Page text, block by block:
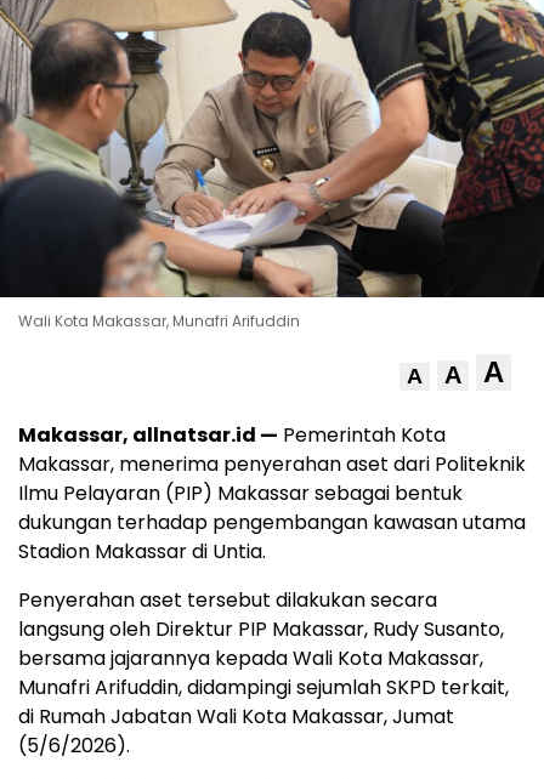
Wali Kota Makassar, Munafri Arifuddin
A A A
Makassar, allnatsar.id — Pemerintah Kota
Makassar, menerima penyerahan aset dari Politeknik
Ilmu Pelayaran (PIP) Makassar sebagai bentuk
dukungan terhadap pengembangan kawasan utama
Stadion Makassar di Untia.
Penyerahan aset tersebut dilakukan secara
langsung oleh Direktur PIP Makassar, Rudy Susanto,
bersama jajarannya kepada Wali Kota Makassar,
Munafri Arifuddin, didampingi sejumlah SKPD terkait,
di Rumah Jabatan Wali Kota Makassar, Jumat
(5/6/2026).